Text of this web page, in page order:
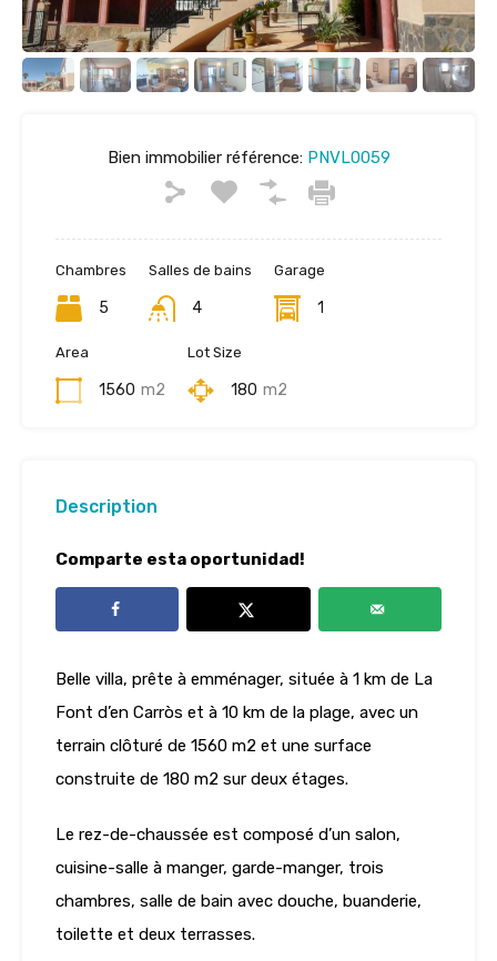
Bien immobilier référence:PNVL0059
Chambres
5
Salles de bains
4
Garage
1
Area
1560 m2
Lot Size
180 m2
Description
Comparte esta oportunidad!
Belle villa, prête à emménager, située à 1 km de La
Font d’en Carròs et à 10 km de la plage, avec un
terrain clôturé de 1560 m2 et une surface
construite de 180 m2 sur deux étages.
Le rez-de-chaussée est composé d’un salon,
cuisine-salle à manger, garde-manger, trois
chambres, salle de bain avec douche, buanderie,
toilette et deux terrasses.